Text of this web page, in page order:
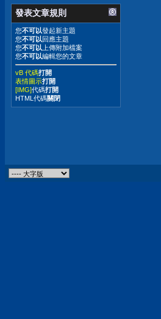
發表文章規則
您不可以發起新主題
您不可以回應主題
您不可以 上傳附加檔案
您不可以編輯您的文章
vB 代碼打開
表情圖示打開
[IMG]代碼打開
HTML代碼關閉